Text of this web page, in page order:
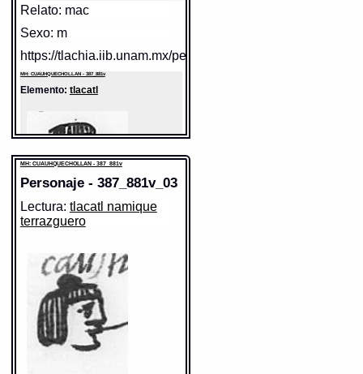
Relato: mac
Sexo: m
https://tlachia.iib.unam.mx/personaje/387_881v_01
MH: CUAUHQUECHOLLAN - 387_881v
Elemento: tlacatl
Sentido: hombre
Valor fonético: tlacatl
https://tlachia.iib.unam.mx/elemento/01.01.01
MH: CUAUHQUECHOLLAN - 387_881v
Personaje - 387_881v_03
Lectura: tlacatl namique
terrazguero